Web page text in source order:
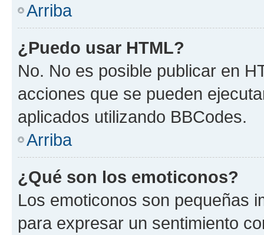
Arriba
¿Puedo usar HTML?
No. No es posible publicar en
acciones que se pueden
aplicados utilizando BBCodes.
Arriba
¿Qué son los emoticonos?
Los emoticonos son pequeñas
para expresar un sentimiento